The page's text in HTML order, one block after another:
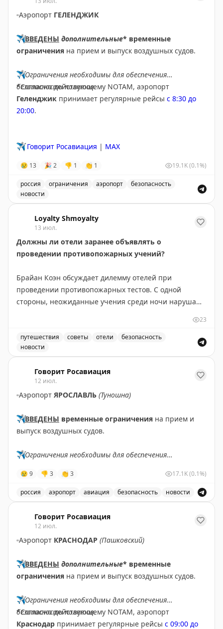
▫️Аэропорт ГЕЛЕНДЖИК
✈️ВВЕДЕНЫ дополнительные* временные
ограничения на прием и выпуск воздушных судов.
✈️Ограничения необходимы для обеспечения
безопасности полетов.
*Согласно действующему NOTAM, аэропорт
Геленджик принимает регулярные рейсы с 8:30 до
20:00.
✈️ Говорит Росавиация | MAX
😢 13 🎉 2 👎 1 👏 1 19.1K(0.1%)
россия ограничения аэропорт
безопасность
новости
Loyalty Shmoyalty
13 июл.
Должны ли отели заранее объявлять о
проведении противопожарных учений?
Брайан Коэн обсуждает дилемму отелей при
проведении противопожарных тестов. С одной
стороны, неожиданные учения среди ночи нарушают
неожиданности, что может снизить эффективность
подготовки к реальной чрезвычайной ситуации.
учения на 11 июля 2022 года с 11:00 до 15:00 —
удачный выбор времени, когда большинство гостей
не спят. Брайан делится личным опытом частых
отмечает, что они помогли ему быстро научиться
правильно действовать в чрезвычайной ситуации.
комфортом гостей и эффективностью подготовки к
реальной опасности?
The Gate with Brian Cohen|Original
23
путешествия советы отели
безопасность
новости
Говорит Росавиация
12 июл.
▫️Аэропорт ЯРОСЛАВЛЬ (Туношна)
✈️ВВЕДЕНЫ временные ограничения на прием и
выпуск воздушных судов.
✈️Ограничения необходимы для обеспечения
✈️ Говорит Росавиация|МАХ
😢 9 👎 3 👏 3 17.1K(0.1%)
россия аэропорт авиация безопасность новости
Говорит Росавиация
12 июл.
▫️Аэропорт КРАСНОДАР (Пашковский)
✈️ВВЕДЕНЫ дополнительные* временные
ограничения на прием и выпуск воздушных судов.
✈️Ограничения необходимы для обеспечения
безопасности полетов.
*Согласно действующему NOTAM, аэропорт
Краснодар принимает регулярные рейсы с 09:00 до